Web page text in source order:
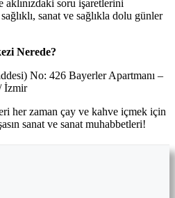
aklınızdaki soru işaretlerini
sanat ve sağlıkla dolu günler
Nerede?
No: 426 Bayerler Apartmanı –
İzmir
her zaman çay ve kahve içmek için
sanat ve sanat muhabbetleri!